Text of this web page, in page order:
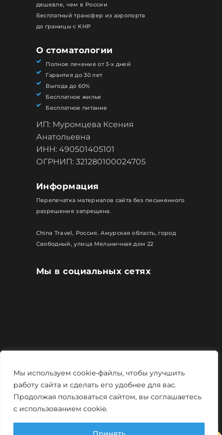
Мы используем cookie-файлы, чтобы улучшить
работу сайта и сделать его удобнее для вас.
Продолжая пользоваться сайтом, вы соглашаетесь
с использованием cookie.
Мы в социальных сетях
дешевле, чем в России
Бесплатный трансфер из аэропорта
до границы с КНР
О стоматологии
Полное лечение от 3-х дней
Гарантия до 30 лет
Выгода до 60%
Бесплатное жилье
Бесплатное питание
ИП: Муромцева Ксения
Анатольевна
ИНН: 490501405101
ОГРНИП: 321280100024705
Информация
Перепечатка материалов сайта без письменного
разрешения запрещена.
China Travel, Россия. Амурская область, город
Свободный, улица Мельничная дом 22
Политика конфиденциальности
Мощно и креативно отMonstro-studio